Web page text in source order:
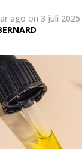
ago on 3 juli 2025